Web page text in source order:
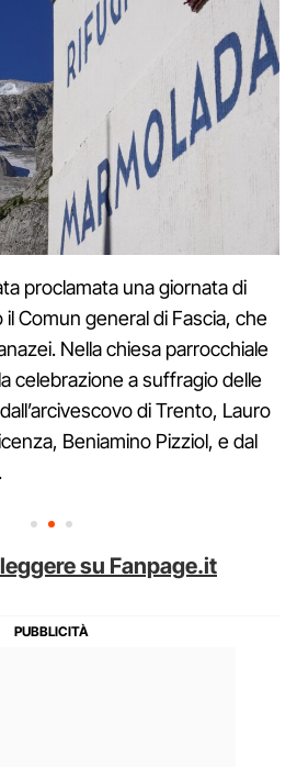
proclamata una giornata di
Comun general di Fascia, che
Nella chiesa parrocchiale
celebrazione a suffragio delle
di Trento, Lauro
Beniamino Pizziol, e dal
su Fanpage.it